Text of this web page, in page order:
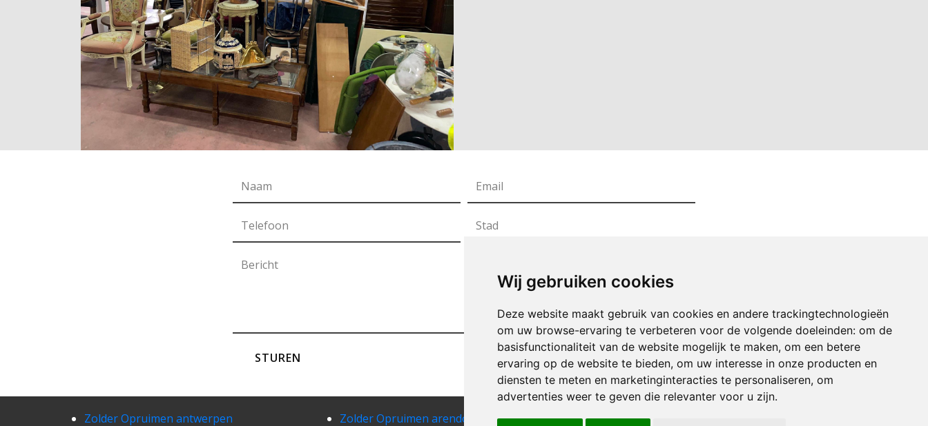
Wij gebruiken cookies
Deze website maakt gebruik van cookies en andere trackingtechnologieën
om uw browse-ervaring te verbeteren voor de volgende doeleinden: om de
basisfunctionaliteit van de website mogelijk te maken, om een betere
ervaring op de website te bieden, om uw interesse in onze producten en
diensten te meten en marketinginteracties te personaliseren, om
advertenties weer te geven die relevanter voor u zijn.
STUREN
Zolder Opruimen antwerpen Zolder Opruimen arendonk Zolder Opruimen baarle-hertog